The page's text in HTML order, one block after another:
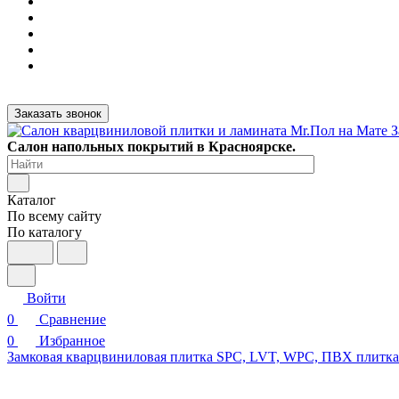
Заказать звонок
Салон напольных покрытий в Красноярске.
Каталог
По всему сайту
По каталогу
Войти
0
Сравнение
0
Избранное
Замковая кварцвиниловая плитка SPC, LVT, WPC, ПВХ